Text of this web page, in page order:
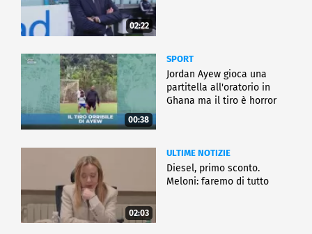
02:22
00:38
SPORT
Jordan Ayew gioca una
partitella all'oratorio in
Ghana ma il tiro è horror
02:03
ULTIME NOTIZIE
Diesel, primo sconto.
Meloni: faremo di tutto